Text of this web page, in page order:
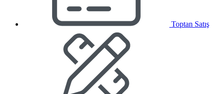
Toptan Satış